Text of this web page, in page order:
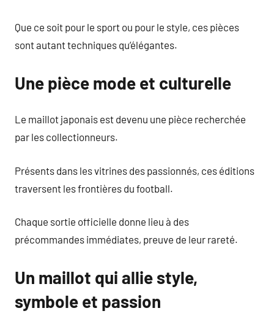
Que ce soit pour le sport ou pour le style, ces pièces
sont autant techniques qu’élégantes.
Une pièce mode et culturelle
Le maillot japonais est devenu une pièce recherchée
par les collectionneurs.
Présents dans les vitrines des passionnés, ces éditions
traversent les frontières du football.
Chaque sortie officielle donne lieu à des
précommandes immédiates, preuve de leur rareté.
Un maillot qui allie style,
symbole et passion